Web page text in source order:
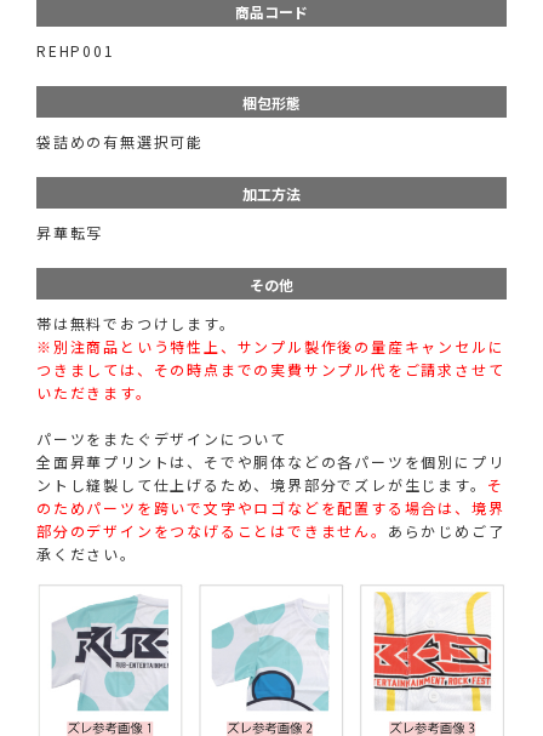
商品コード
REHP001
梱包形態
袋詰めの有無選択可能
加工方法
昇華転写
その他
帯は無料でおつけします。
※別注商品という特性上、サンプル製作後の量産キャンセルに
つきましては、その時点までの実費サンプル代をご請求させて
いただきます。
パーツをまたぐデザインについて
全面昇華プリントは、そでや胴体などの各パーツを個別にプリ
ントし縫製して仕上げるため、境界部分でズレが生じます。 そ
のためパーツを跨いで文字やロゴなどを配置する場合は、境界
部分のデザインをつなげることはできません。 あらかじめご了
承ください。